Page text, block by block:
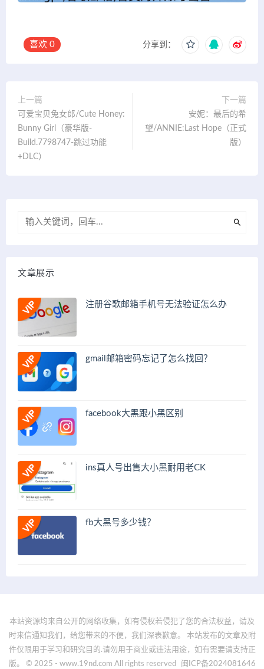
喜欢 0 分享到：
上一篇
可爱宝贝兔女郎/Cute Honey:
Bunny Girl（豪华版-
Build.7798747-跳过功能
+DLC）
下一篇
安妮：最后的希
望/ANNIE:Last Hope（正式
版）
文章展示
注册谷歌邮箱手机号无法验证怎么办
gmail邮箱密码忘记了怎么找回？
facebook大黑跟小黑区别
ins真人号出售大小黑耐用老CK
fb大黑号多少钱？
本站资源均来自公开的网络收集，如有侵权若侵犯了您的合法权益，请及
时来信通知我们，给您带来的不便，我们深表歉意。 本站发布的文章及附
件仅限用于学习和研究目的.请勿用于商业或违法用途，如有需要请支持正
版。 © 2025 - www.19nd.com All rights reserved
闽ICP备2024081646